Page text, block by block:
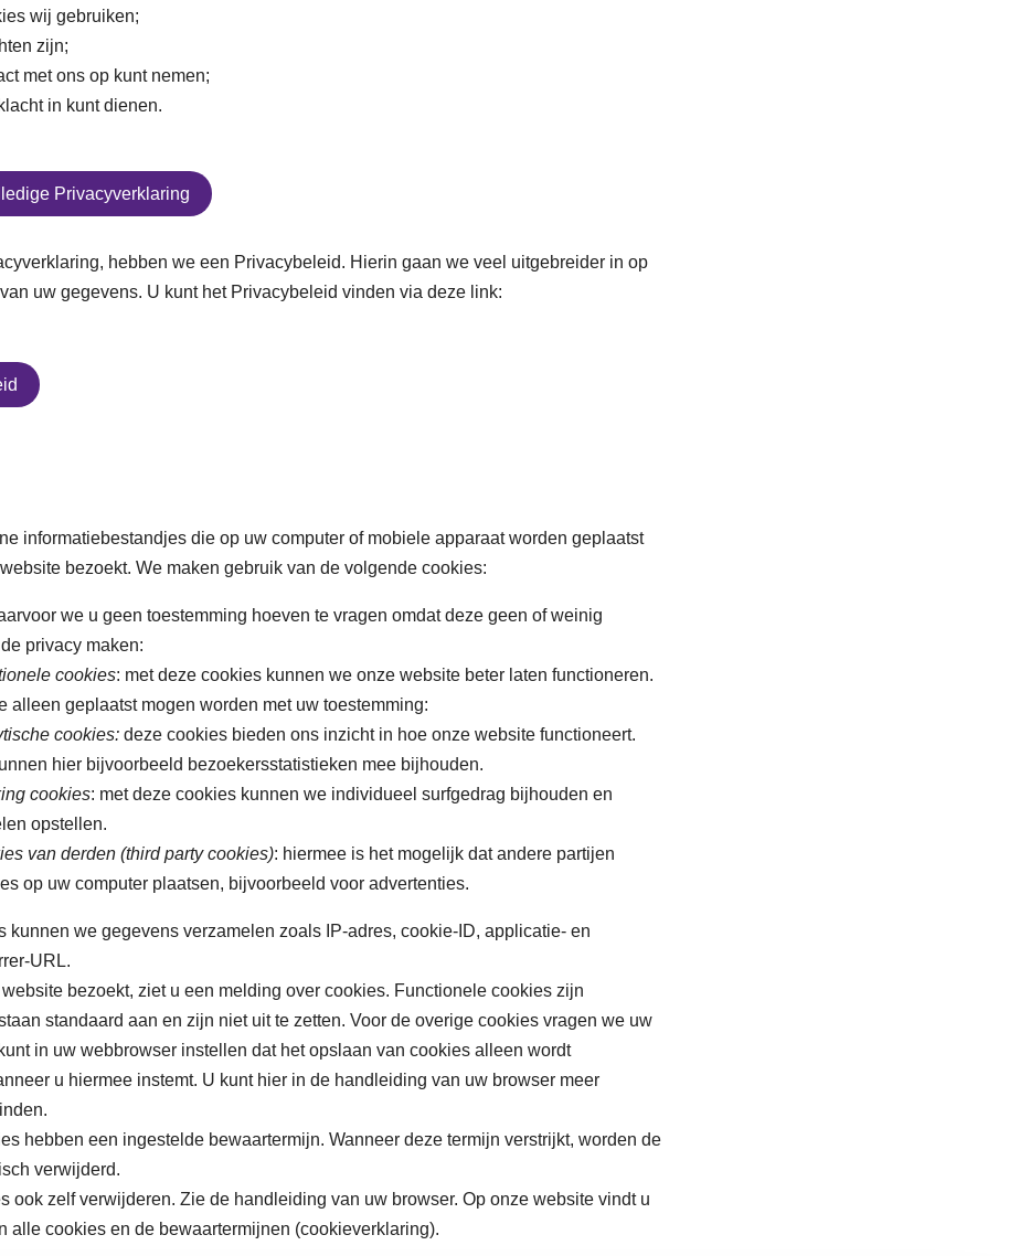
wij gebruiken;
zijn;
met ons op kunt nemen;
in kunt dienen.
Privacyverklaring
hebben we een Privacybeleid. Hierin gaan we veel uitgebreider in op
uw gegevens. U kunt het Privacybeleid vinden via deze link:
informatiebestandjes die op uw computer of mobiele apparaat worden geplaatst
bezoekt. We maken gebruik van de volgende cookies:
we u geen toestemming hoeven te vragen omdat deze geen of weinig
privacy maken:
cookies: met deze cookies kunnen we onze website beter laten functioneren.
alleen geplaatst mogen worden met uw toestemming:
cookies: deze cookies bieden ons inzicht in hoe onze website functioneert.
hier bijvoorbeeld bezoekersstatistieken mee bijhouden.
cookies: met deze cookies kunnen we individueel surfgedrag bijhouden en
opstellen.
van derden (third party cookies): hiermee is het mogelijk dat andere partijen
op uw computer plaatsen, bijvoorbeeld voor advertenties.
kunnen we gegevens verzamelen zoals IP-adres, cookie-ID, applicatie- en
URL.
bezoekt, ziet u een melding over cookies. Functionele cookies zijn
standaard aan en zijn niet uit te zetten. Voor de overige cookies vragen we uw
in uw webbrowser instellen dat het opslaan van cookies alleen wordt
u hiermee instemt. U kunt hier in de handleiding van uw browser meer
hebben een ingestelde bewaartermijn. Wanneer deze termijn verstrijkt, worden de
verwijderd.
ook zelf verwijderen. Zie de handleiding van uw browser. Op onze website vindt u
alle cookies en de bewaartermijnen (cookieverklaring).